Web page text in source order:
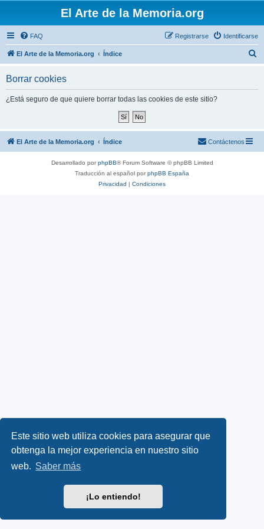
Este sitio web utiliza cookies para asegurar que
obtenga la mejor experiencia en nuestro sitio
web. Saber más
¡Lo entiendo!
El Arte de la Memoria.org
FAQ Identificarse
Registrarse
El Arte de la Memoria.org Índice
Borrar cookies
¿Está seguro de que quiere borrar todas las cookies de este sitio?
El Arte de la Memoria.org Índice Contáctenos
Desarrollado porphpBB® Forum Software © phpBB Limited
Traducción al español porphpBB España
Privacidad | Condiciones